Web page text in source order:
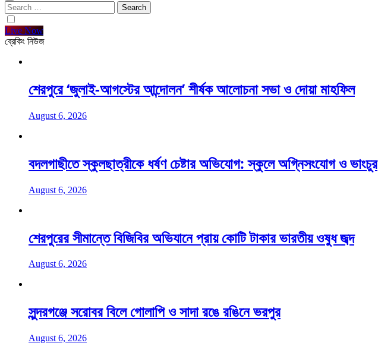
Search
for:
Live Now
ব্রেকিং নিউজ
শেরপুরে ‘জুলাই-আগস্টের আন্দোলন’ শীর্ষক আলোচনা সভা ও দোয়া মাহফিল
August 6, 2026
বদলগাছীতে স্কুলছাত্রীকে ধর্ষণ চেষ্টার অভিযোগ: স্কুলে অগ্নিসংযোগ ও ভাংচুর
August 6, 2026
শেরপুরের সীমান্তে বিজিবির অভিযানে প্রায় কোটি টাকার ভারতীয় ওষুধ জব্দ
August 6, 2026
সুন্দরগঞ্জে সরোবর বিলে গোলাপি ও সাদা রঙে রঙিনে ভরপুর
August 6, 2026